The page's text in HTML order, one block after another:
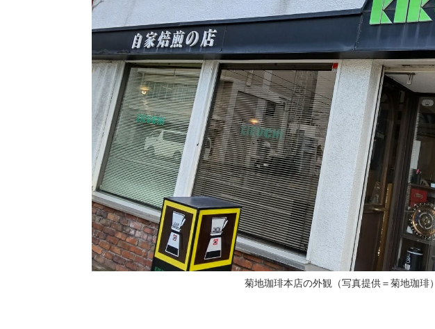
菊地珈琲本店の外観（写真提供＝菊地珈琲）